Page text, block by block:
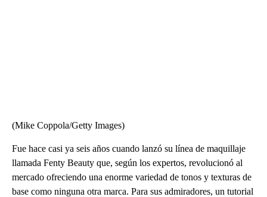
(Mike Coppola/Getty Images)
Fue hace casi ya seis años cuando lanzó su línea de maquillaje
llamada Fenty Beauty que, según los expertos, revolucionó al
mercado ofreciendo una enorme variedad de tonos y texturas de
base como ninguna otra marca. Para sus admiradores, un tutorial